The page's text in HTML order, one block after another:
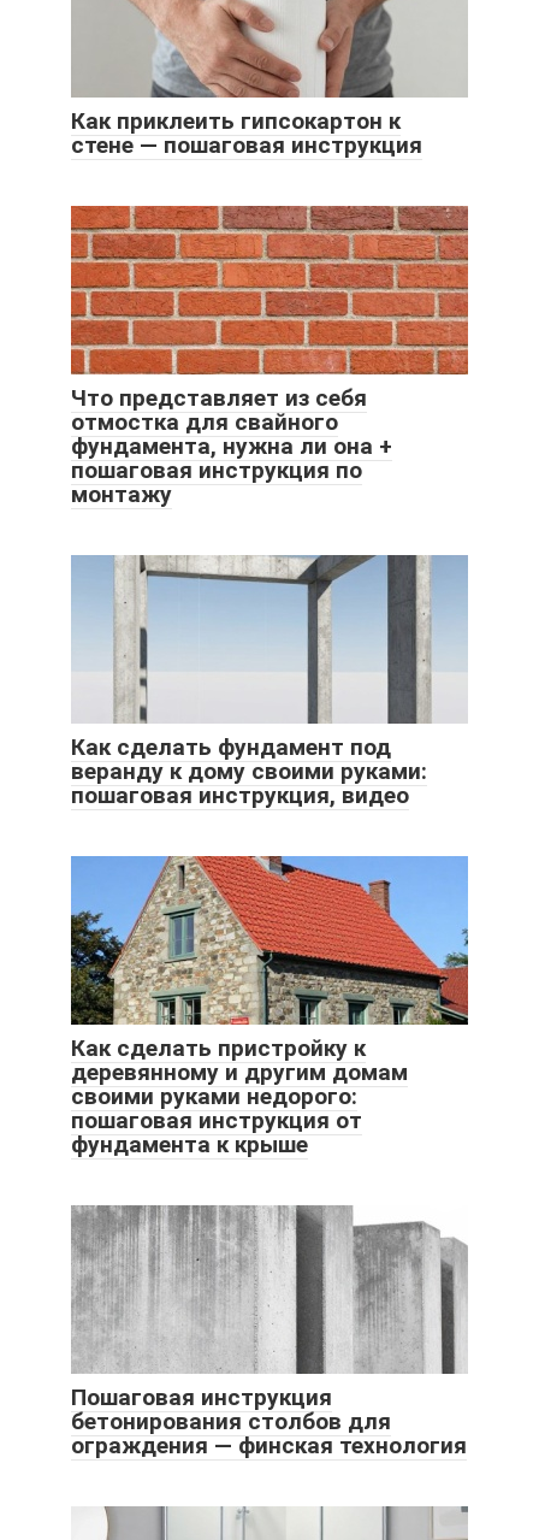
Как приклеить гипсокартон к
стене — пошаговая инструкция
Что представляет из себя
отмостка для свайного
фундамента, нужна ли она +
пошаговая инструкция по
монтажу
Как сделать фундамент под
веранду к дому своими руками:
пошаговая инструкция, видео
Как сделать пристройку к
деревянному и другим домам
своими руками недорого:
пошаговая инструкция от
фундамента к крыше
Пошаговая инструкция
бетонирования столбов для
ограждения — финская технология